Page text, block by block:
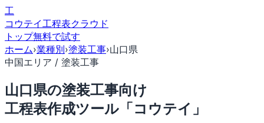
工
コウテイ工程表クラウド
トップ無料で試す
ホーム›業種別›塗装工事›山口県
中国エリア / 塗装工事
山口県の塗装工事向け
工程表作成ツール「コウテイ」